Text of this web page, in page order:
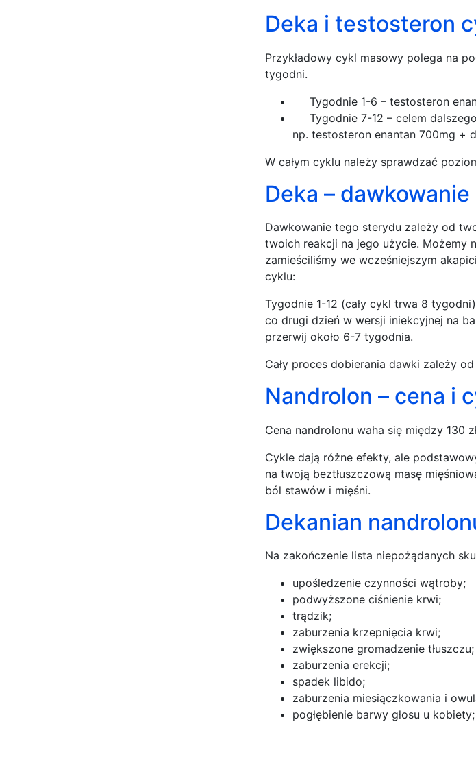
Deka i testosteron
Przykładowy cykl masowy polega na
tygodni.
Tygodnie 1-6 – testosteron
Tygodnie 7-12 – celem
np. testosteron enantan 700mg +
W całym cyklu należy sprawdzać
Deka – dawkowanie
Dawkowanie tego sterydu zależy od
twoich reakcji na jego użycie. Możemy
zamieściliśmy we wcześniejszym
cyklu:
Tygodnie 1-12 (cały cykl trwa 8
co drugi dzień w wersji iniekcyjnej na
przerwij około 6-7 tygodnia.
Cały proces dobierania dawki zależy
Nandrolon – cena i
Cena nandrolonu waha się między 130
Cykle dają różne efekty, ale
na twoją beztłuszczową masę
ból stawów i mięśni.
Dekanian
Na zakończenie lista niepożądanych
upośledzenie czynności wątroby;
podwyższone ciśnienie krwi;
trądzik;
zaburzenia krzepnięcia krwi;
zwiększone gromadzenie tłuszczu;
zaburzenia erekcji;
spadek libido;
zaburzenia miesiączkowania i
pogłębienie barwy głosu u kobiety;